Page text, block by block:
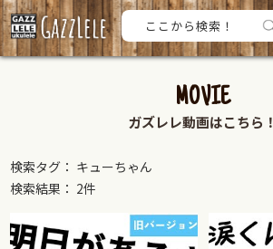
MOVIE
ガズレレ動画はこちら！
検索タグ： キューちゃん
検索結果： 2件